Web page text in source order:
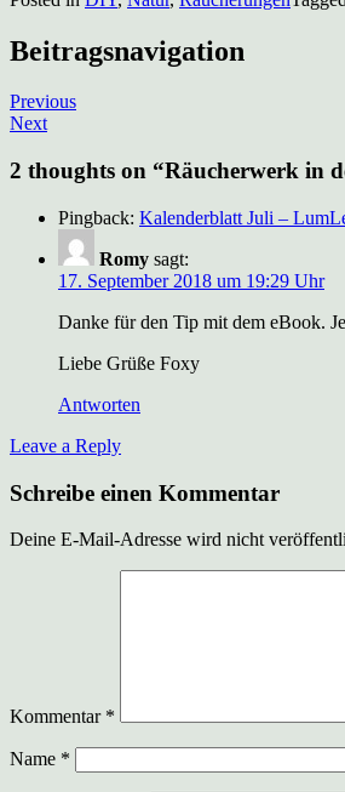
Beitragsnavigation
Previous
Next
2 thoughts on “Räucherwerk in
Pingback: Kalenderblatt Juli –
Romy sagt:
17. September 2018 um 19:29 Uhr
Danke für den Tip mit dem eBook.
Liebe Grüße Foxy
Antworten
Leave a Reply
Schreibe einen Kommentar
Deine E-Mail-Adresse wird nicht
Kommentar *
Name *